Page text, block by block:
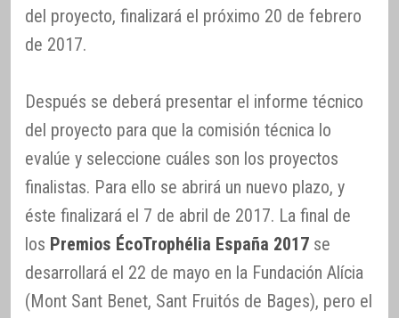
del proyecto, finalizará el próximo 20 de febrero
de 2017.
Después se deberá presentar el informe técnico
del proyecto para que la comisión técnica lo
evalúe y seleccione cuáles son los proyectos
finalistas. Para ello se abrirá un nuevo plazo, y
éste finalizará el 7 de abril de 2017. La final de
los Premios ÉcoTrophélia España 2017 se
desarrollará el 22 de mayo en la Fundación Alícia
(Mont Sant Benet, Sant Fruitós de Bages), pero el